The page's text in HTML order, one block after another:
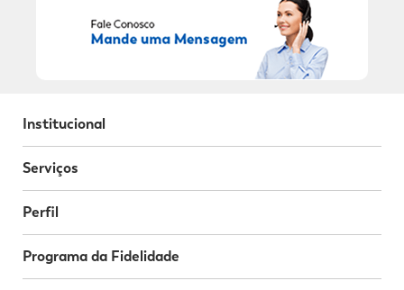
Institucional
Serviços
Perfil
Programa da Fidelidade